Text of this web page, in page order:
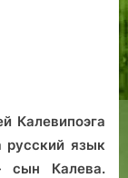
опыт
Калевипоэга
русский язык
сын Калева.